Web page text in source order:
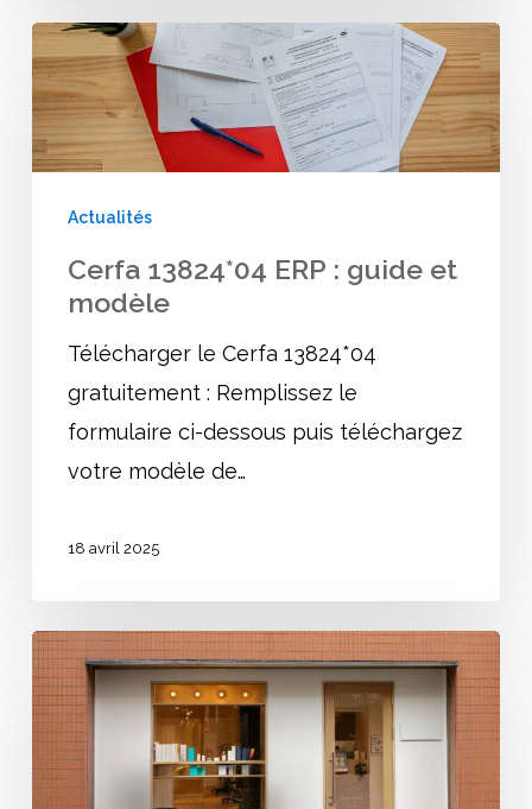
Cerfa
13824*04
ERP
:
modèle
Actualités
Cerfa 13824*04 ERP : guide et
modèle
Télécharger le Cerfa 13824*04
gratuitement : Remplissez le
formulaire ci-dessous puis téléchargez
votre modèle de…
18 avril 2025
La
Déclaration
Préalable
pour